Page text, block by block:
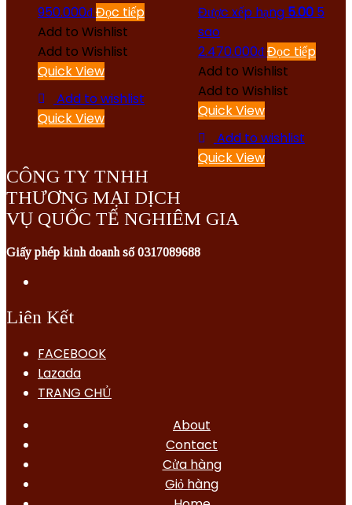
950.000₫Đọc tiếp
Add to Wishlist
Add to Wishlist
Quick View
Add to wishlist
Quick View
Được xếp hạng 5.005
sao
2.470.000₫Đọc tiếp
Add to Wishlist
Add to Wishlist
Quick View
Add to wishlist
Quick View
CÔNG TY TNHH
THƯƠNG MẠI DỊCH
VỤ QUỐC TẾ NGHIÊM GIA
Giấy phép kinh doanh số 0317089688
Liên Kết
FACEBOOK
Lazada
TRANG CHỦ
About
Contact
Cửa hàng
Giỏ hàng